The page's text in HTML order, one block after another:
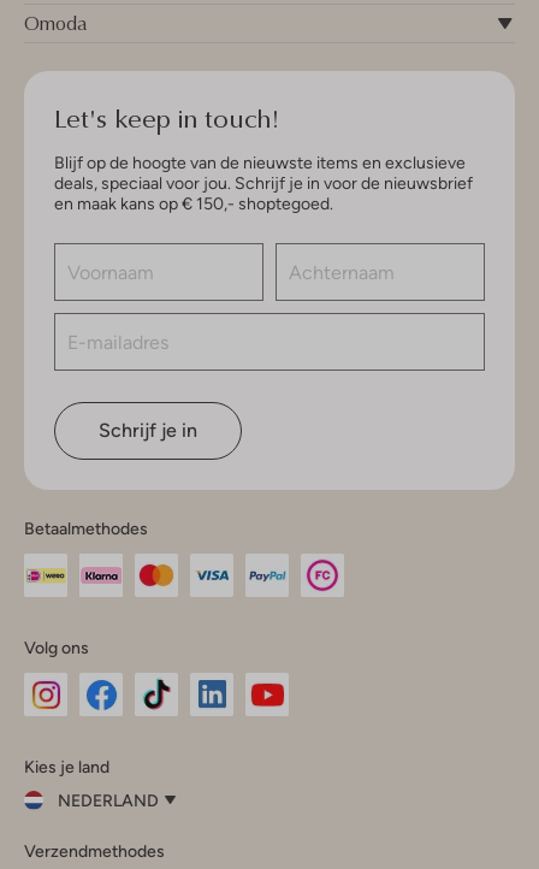
Omoda
Let's keep in touch!
Blijf op de hoogte van de nieuwste items en exclusieve
deals, speciaal voor jou. Schrijf je in voor de nieuwsbrief
en maak kans op € 150,- shoptegoed.
Schrijf je in
Betaalmethodes
Volg ons
InstagramFacebook
Kies je land
NEDERLAND
je
Verzendmethodes